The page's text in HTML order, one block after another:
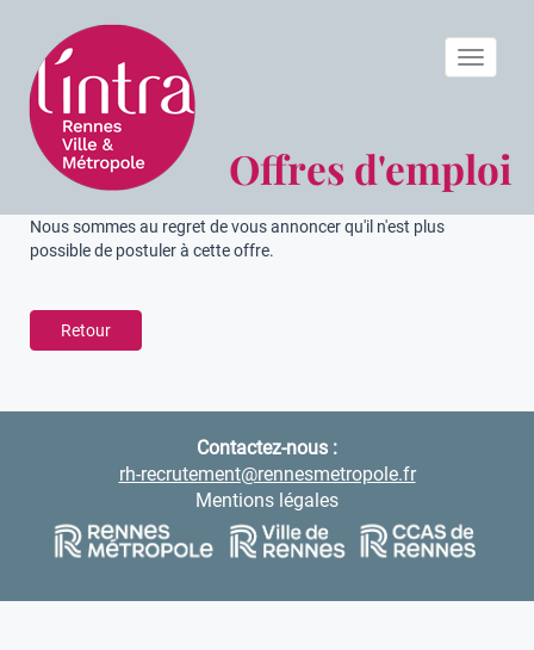
Offres d'emploi
Toggle
Nous sommes au regret de vous annoncer qu'il n'est plus
possible de postuler à cette offre.
Retour
Contactez-nous :
rh-recrutement@rennesmetropole.fr
Mentions légales